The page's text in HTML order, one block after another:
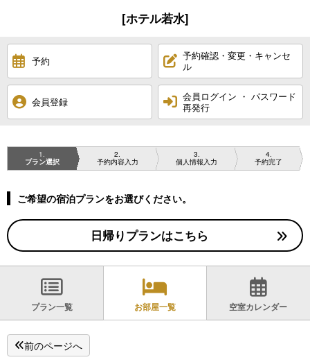
[ホテル若水]
予約
予約確認・変更・キャンセ
ル
会員登録
会員ログイン ・ パスワード
再発行
1
プラン選択
2
予約内容入力
3
個人情報入力
4
予約完了
ご希望の宿泊プランをお選びください。
日帰りプランはこちら
プラン一覧 お部屋一覧 空室カレンダー
前のページへ